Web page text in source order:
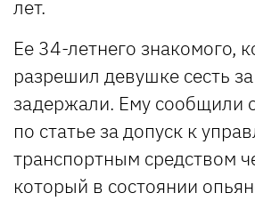
лет.
Ее 34-летнего знакомого,
разрешил девушке сесть
задержали. Ему сообщили
по статье за допуск к
транспортным средством
который в состоянии